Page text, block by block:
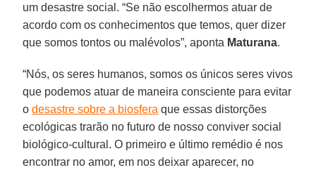
um desastre social. “Se não escolhermos atuar de
acordo com os conhecimentos que temos, quer dizer
que somos tontos ou malévolos”, aponta Maturana.
“Nós, os seres humanos, somos os únicos seres vivos
que podemos atuar de maneira consciente para evitar
odesastre sobre a biosfera que essas distorções
ecológicas trarão no futuro de nosso conviver social
biológico-cultural. O primeiro e último remédio é nos
encontrar no amor, em nos deixar aparecer, no